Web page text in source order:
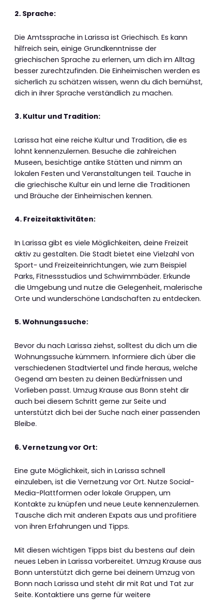
2. Sprache:
Die Amtssprache in Larissa ist Griechisch. Es kann
hilfreich sein, einige Grundkenntnisse der
griechischen Sprache zu erlernen, um dich im Alltag
besser zurechtzufinden. Die Einheimischen werden es
sicherlich zu schätzen wissen, wenn du dich bemühst,
dich in ihrer Sprache verständlich zu machen.
3. Kultur und Tradition:
Larissa hat eine reiche Kultur und Tradition, die es
lohnt kennenzulernen. Besuche die zahlreichen
Museen, besichtige antike Stätten und nimm an
lokalen Festen und Veranstaltungen teil. Tauche in
die griechische Kultur ein und lerne die Traditionen
und Bräuche der Einheimischen kennen.
4. Freizeitaktivitäten:
In Larissa gibt es viele Möglichkeiten, deine Freizeit
aktiv zu gestalten. Die Stadt bietet eine Vielzahl von
Sport- und Freizeiteinrichtungen, wie zum Beispiel
Parks, Fitnessstudios und Schwimmbäder. Erkunde
die Umgebung und nutze die Gelegenheit, malerische
Orte und wunderschöne Landschaften zu entdecken.
5. Wohnungssuche:
Bevor du nach Larissa ziehst, solltest du dich um die
Wohnungssuche kümmern. Informiere dich über die
verschiedenen Stadtviertel und finde heraus, welche
Gegend am besten zu deinen Bedürfnissen und
Vorlieben passt. Umzug Krause aus Bonn steht dir
auch bei diesem Schritt gerne zur Seite und
unterstützt dich bei der Suche nach einer passenden
Bleibe.
6. Vernetzung vor Ort:
Eine gute Möglichkeit, sich in Larissa schnell
einzuleben, ist die Vernetzung vor Ort. Nutze Social-
Media-Plattformen oder lokale Gruppen, um
Kontakte zu knüpfen und neue Leute kennenzulernen.
Tausche dich mit anderen Expats aus und profitiere
von ihren Erfahrungen und Tipps.
Mit diesen wichtigen Tipps bist du bestens auf dein
neues Leben in Larissa vorbereitet. Umzug Krause aus
Bonn unterstützt dich gerne bei deinem Umzug von
Bonn nach Larissa und steht dir mit Rat und Tat zur
Seite. Kontaktiere uns gerne für weitere